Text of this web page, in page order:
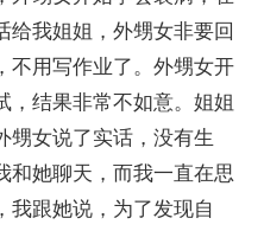
给我姐姐，外甥女非要回
不用写作业了。外甥女开
，结果非常不如意。姐姐
甥女说了实话，没有生
和她聊天，而我一直在思
我跟她说，为了发现自